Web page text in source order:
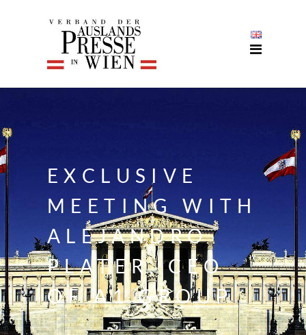
EXCLUSIVE
MEETING WITH
ALEJANDRO
PLATER, CEO
OF A1 GROUP